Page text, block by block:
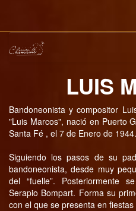
LUIS
Bandoneonista y compositor
"Luis Marcos", nació en Puerto
Santa Fé , el 7 de Enero de 1944.
Siguiendo los pasos de su
bandoneonista, desde muy
del “fuelle”. Posteriormente
Serapio Bompart. Forma su
con el que se presenta en